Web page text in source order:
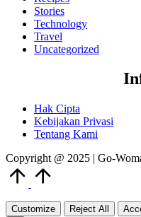
Stories
Technology
Travel
Uncategorized
Hak Cipta
Kebijakan Privasi
Tentang Kami
Copyright @ 2025 | Go-
Customize Reject All